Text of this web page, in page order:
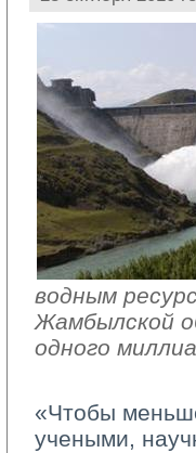
водным
Жамбылской
одного
«Чтобы
учеными,